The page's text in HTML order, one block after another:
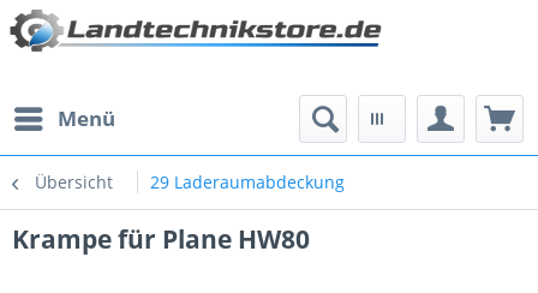
Menü
Übersicht 29 Laderaumabdeckung
Krampe für Plane HW80